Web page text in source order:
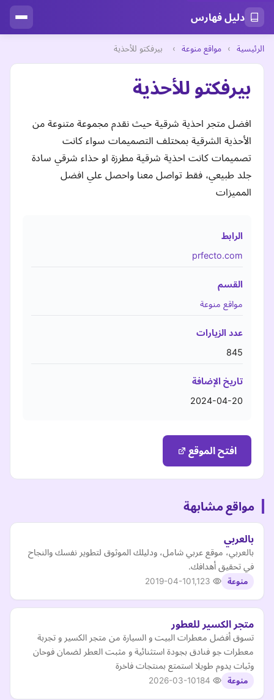
دليل فهارس
الرئيسية › مواقع منوعة › بيرفكتو للأحذية
بيرفكتو للأحذية
افضل متجر احذية شرقية حيث نقدم مجموعة متنوعة من
الأحذية الشرقية بمختلف التصميمات سواء كانت
تصميمات كانت احذية شرقية مطرزة او حذاء شرقي سادة
جلد طبيعي، فقط تواصل معنا واحصل علي افضل
المميزات
الرابط
prfecto.com
القسم
مواقع منوعة
عدد الزيارات
845
تاريخ الإضافة
2024-04-20
افتح الموقع
مواقع مشابهة
بالعربي
بالعربي، موقع عربي شامل، ودليلك الموثوق لتطوير نفسك والنجاح
في تحقيق أهدافك.
منوعة 2019-04-10
متجر الكسير للعطور
تسوق أفضل معطرات البيت و السيارة من متجر الكسير و تجربة
معطرات جو فنادق بجودة استثنائية و مثبت العطر لضمان فوحان
وثبات يدوم طويلا استمتع بمنتجات فاخرة
منوعة 2026-03-10